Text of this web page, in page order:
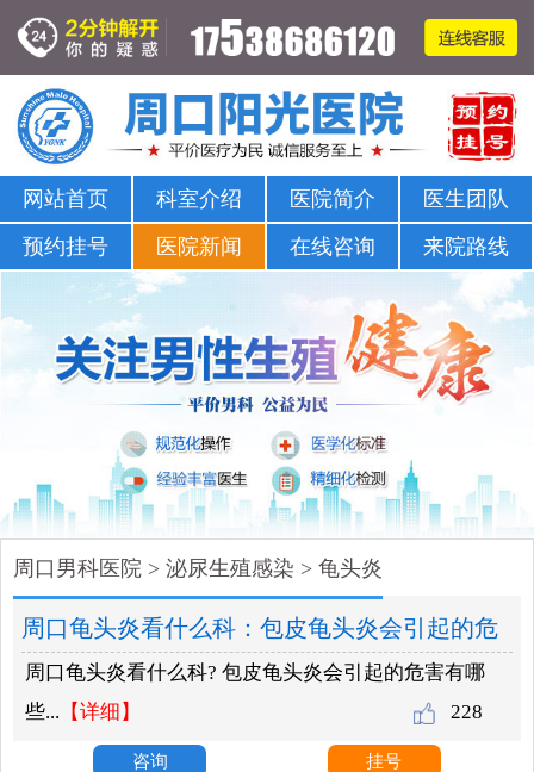
周口哪家医院可以看男科-正规男科-医院排名
网站首页 科室介绍 医院简介
医生团队
预约挂号
医院新闻 在线咨询 来院路线
周口男科医院 >泌尿生殖感染 >龟头炎
周口龟头炎看什么科：包皮龟头炎会引起的危
害有哪些？
228
周口龟头炎看什么科? 包皮龟头炎会引起的危害有哪
些... 【详细】
咨询 挂号